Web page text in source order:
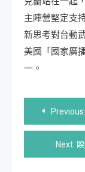
主陣營堅定支
新思考對台動
美國「國家廣
一。
文
章
導
Previous:
Next: